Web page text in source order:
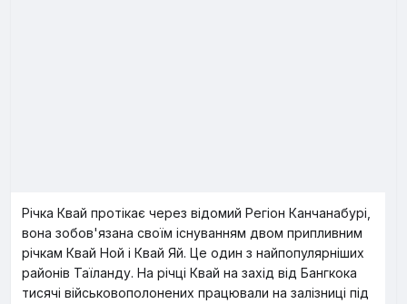
Річка Квай протікає через відомий Регіон Канчанабурі,
вона зобов'язана своїм існуванням двом припливним
річкам Квай Ной і Квай Яй. Це один з найпопулярніших
районів Таїланду. На річці Квай на захід від Бангкока
тисячі військовополонених працювали на залізниці під